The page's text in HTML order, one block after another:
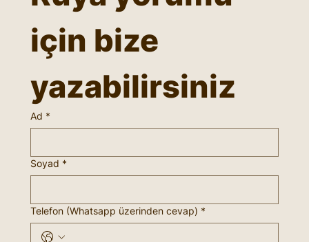
için bize
yazabilirsiniz
Ad *
Soyad *
Telefon (Whatsapp üzerinden cevap) *